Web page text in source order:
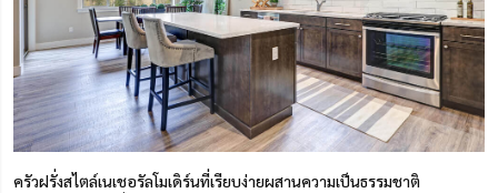
ครัวฝรั่งสไตล์เนเชอรัลโมเดิร์นที่เรียบง่ายผสานความเป็นธรรมชาติ